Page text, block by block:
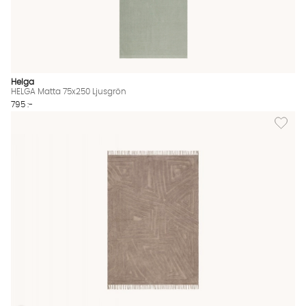
Helga
HELGA Matta 75x250 Ljusgrön
795 :-
Lägg